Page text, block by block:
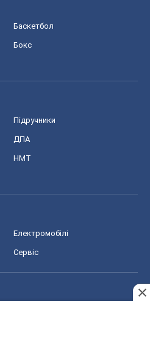
Баскетбол
Бокс
Підручники
ДПА
НМТ
Електромобілі
Сервіс